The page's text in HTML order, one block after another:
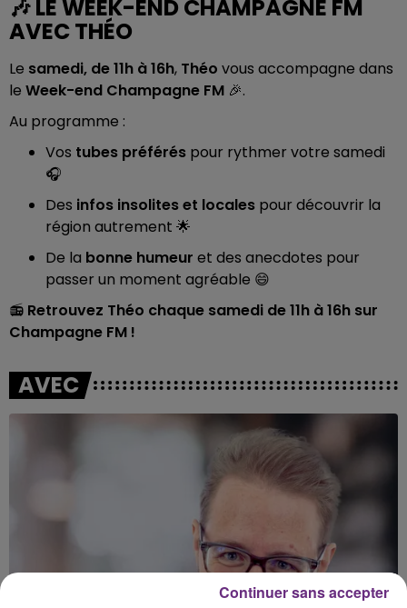
🎶 LE WEEK-END CHAMPAGNE FM
AVEC THÉO
Le samedi, de 11h à 16h, Théo vous accompagne dans
le Week-end Champagne FM 🎉.
Au programme :
Vos tubes préférés pour rythmer votre samedi
🎧
Des infos insolites et locales pour découvrir la
région autrement 🌟
De la bonne humeur et des anecdotes pour
passer un moment agréable 😄
📻 Retrouvez Théo chaque samedi de 11h à 16h sur
Champagne FM !
AVEC
Continuer sans accepter